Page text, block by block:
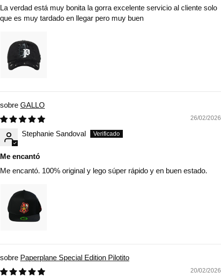
La verdad está muy bonita la gorra excelente servicio al cliente solo
que es muy tardado en llegar pero muy buen
GALLO
26/02/2026
Stephanie Sandoval
Me encantó
Me encantó. 100% original y lego súper rápido y en buen estado.
Paperplane Special Edition Pilotito
20/02/2026